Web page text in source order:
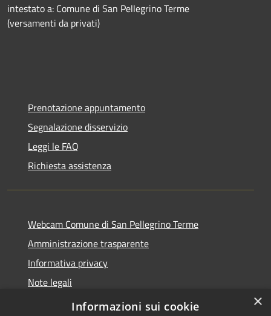
intestato a: Comune di San Pellegrino Terme
(versamenti da privati)
Prenotazione appuntamento
Segnalazione disservizio
Leggi le FAQ
Richiesta assistenza
Webcam Comune di San Pellegrino Terme
Amministrazione trasparente
Informativa privacy
Note legali
Dichiarazione di accessibilità
×
Informazioni sui cookie